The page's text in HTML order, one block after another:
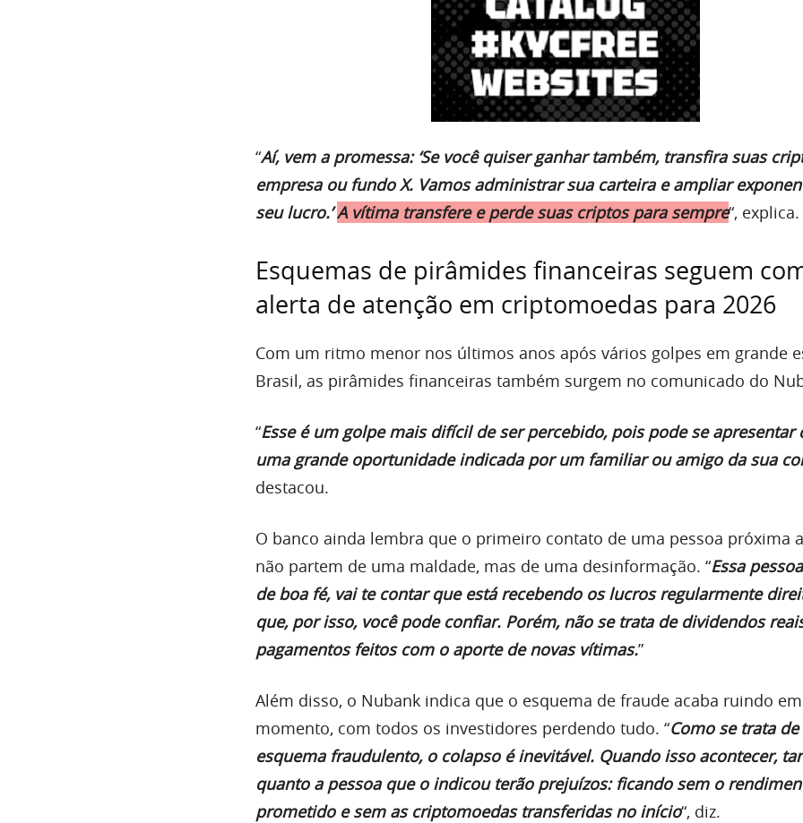
“Aí, vem a promessa: ‘Se você quiser ganhar também, transfira suas
empresa ou fundo X. Vamos administrar sua carteira e ampliar
seu lucro.’A vítima transfere e perde suas criptos para sempre“, explica.
Esquemas de pirâmides financeiras seguem
alerta de atenção em criptomoedas para 2026
Com um ritmo menor nos últimos anos após vários golpes em grande
Brasil, as pirâmides financeiras também surgem no comunicado do
“Esse é um golpe mais difícil de ser percebido, pois pode se apresentar
uma grande oportunidade indicada por um familiar ou amigo da sua
destacou.
O banco ainda lembra que o primeiro contato de uma pessoa próxima
não partem de uma maldade, mas de uma desinformação. “Essa
de boa fé, vai te contar que está recebendo os lucros regularmente
que, por isso, você pode confiar. Porém, não se trata de dividendos
pagamentos feitos com o aporte de novas vítimas.”
Além disso, o Nubank indica que o esquema de fraude acaba ruindo
momento, com todos os investidores perdendo tudo. “Como se trata
esquema fraudulento, o colapso é inevitável. Quando isso acontecer,
quanto a pessoa que o indicou terão prejuízos: ficando sem o
prometido e sem as criptomoedas transferidas no início“, diz.